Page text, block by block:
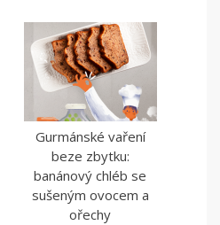
Gurmánské vaření
beze zbytku:
banánový chléb se
sušeným ovocem a
ořechy